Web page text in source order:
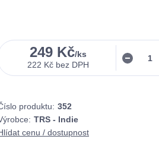
249 Kč/ks
222 Kč bez DPH
produktu: 352
TRS - Indie
cenu / dostupnost